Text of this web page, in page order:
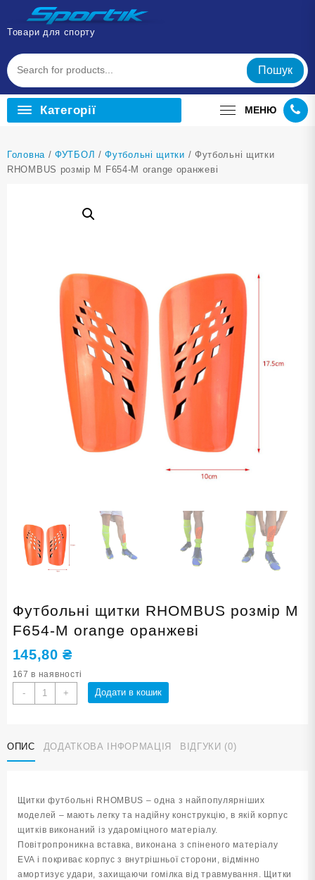
Перейти
вмісту
Товари для спорту
Пошук
Категорії МЕНЮ
Головна /ФУТБОЛ /Футбольні щитки / Футбольні щитки
RHOMBUS розмір M F654-M orange оранжеві
Футбольні щитки RHOMBUS розмір M
F654-M orange оранжеві
145,80₴
167 в наявності
-
Футбольні
щитки
M
F654-
оранжеві
кількість
+ Додати в кошик
ОПИС ДОДАТКОВА ІНФОРМАЦІЯ ВІДГУКИ (0)
Щитки футбольні RHOMBUS – одна з найпопулярніших
моделей – мають легку та надійну конструкцію, в якій корпус
щитків виконаний із удароміцного матеріалу.
Повітропроникна вставка, виконана з спіненого матеріалу
EVA і покриває корпус з внутрішньої сторони, відмінно
амортизує удари, захищаючи гомілка від травмування. Щитки